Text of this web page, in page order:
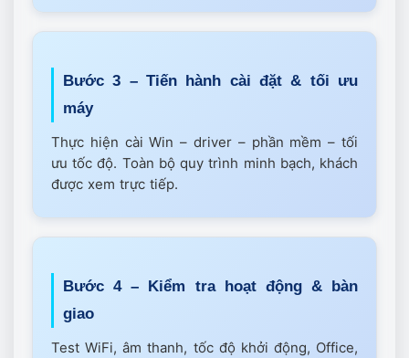
Bước 3 – Tiến hành cài đặt & tối ưu
máy
Thực hiện cài Win – driver – phần mềm – tối
ưu tốc độ. Toàn bộ quy trình minh bạch, khách
được xem trực tiếp.
Bước 4 – Kiểm tra hoạt động & bàn
giao
Test WiFi, âm thanh, tốc độ khởi động, Office,